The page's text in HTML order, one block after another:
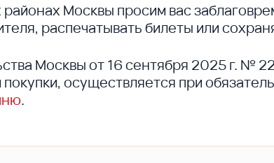
районах Москвы просим вас
распечатывать билеты или
Москвы от 16 сентября 2025 г. №
осуществляется при
.